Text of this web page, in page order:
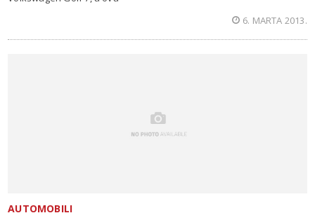
6. MARTA 2013.
AUTOMOBILI